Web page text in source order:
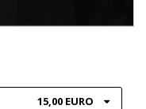
15,00 EURO